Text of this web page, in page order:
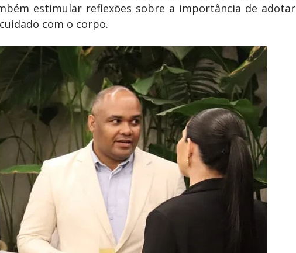
estimular reflexões sobre a importância de adotar
com o corpo.